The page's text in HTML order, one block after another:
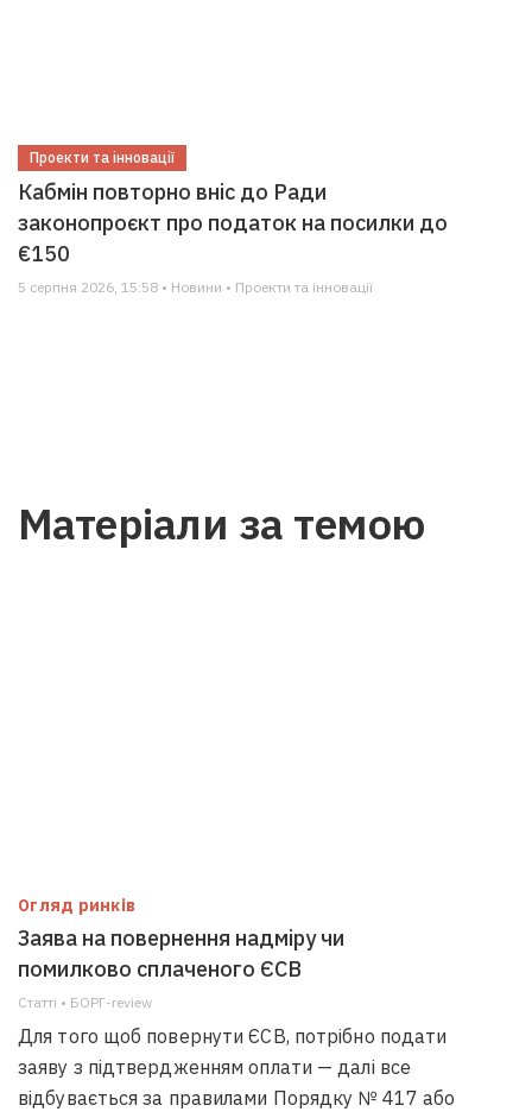
Проекти та інновації
Кабмін повторно вніс до Ради
законопроєкт про податок на посилки до
€150
5 серпня 2026, 15:58 • Новини • Проекти та інновації
Матеріали за темою
Огляд ринків
Заява на повернення надміру чи
помилково сплаченого ЄСВ
Статті • БОРГ-review
Для того щоб повернути ЄСВ, потрібно подати
заяву з підтвердженням оплати — далі все
відбувається за правилами Порядку № 417 або